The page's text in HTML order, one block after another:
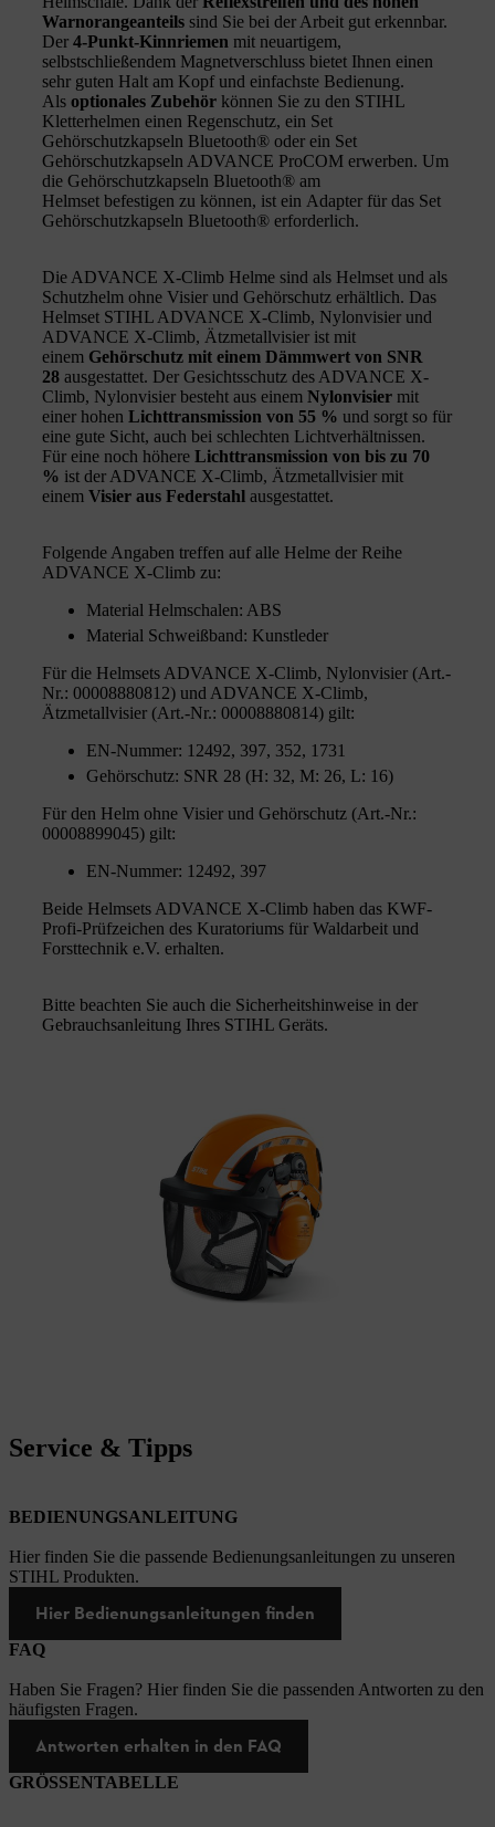
Warnorangeanteils sind Sie bei der Arbeit gut erkennbar.
Der 4-Punkt-Kinnriemen mit neuartigem,
selbstschließendem Magnetverschluss bietet Ihnen einen
sehr guten Halt am Kopf und einfachste Bedienung.
Als optionales Zubehör können Sie zu den STIHL
Kletterhelmen einen Regenschutz, ein Set
Gehörschutzkapseln Bluetooth® oder ein Set
Gehörschutzkapseln ADVANCE ProCOM erwerben. Um
die Gehörschutzkapseln Bluetooth® am
Helmset befestigen zu können, ist ein Adapter für das Set
Gehörschutzkapseln Bluetooth® erforderlich.
Die ADVANCE X-Climb Helme sind als Helmset und als
Schutzhelm ohne Visier und Gehörschutz erhältlich. Das
Helmset STIHL ADVANCE X-Climb, Nylonvisier und
ADVANCE X-Climb, Ätzmetallvisier ist mit
einem Gehörschutz mit einem Dämmwert von SNR
28 ausgestattet. Der Gesichtsschutz des ADVANCE X-
Climb, Nylonvisier besteht aus einem Nylonvisier mit
einer hohen Lichttransmission von 55 % und sorgt so für
eine gute Sicht, auch bei schlechten Lichtverhältnissen.
Für eine noch höhere Lichttransmission von bis zu 70
% ist der ADVANCE X-Climb, Ätzmetallvisier mit
einem Visier aus Federstahl ausgestattet.
Folgende Angaben treffen auf alle Helme der Reihe
ADVANCE X-Climb zu:
Material Helmschalen: ABS
Material Schweißband: Kunstleder
Für die Helmsets ADVANCE X-Climb, Nylonvisier (Art.-
Nr.: 00008880812) und ADVANCE X-Climb,
Ätzmetallvisier (Art.-Nr.: 00008880814) gilt:
EN-Nummer: 12492, 397, 352, 1731
Gehörschutz: SNR 28 (H: 32, M: 26, L: 16)
Für den Helm ohne Visier und Gehörschutz (Art.-Nr.:
00008899045) gilt:
EN-Nummer: 12492, 397
Beide Helmsets ADVANCE X-Climb haben das KWF-
Profi-Prüfzeichen des Kuratoriums für Waldarbeit und
Forsttechnik e.V. erhalten.
Bitte beachten Sie auch die Sicherheitshinweise in der
Gebrauchsanleitung Ihres STIHL Geräts.
Service & Tipps
BEDIENUNGSANLEITUNG
Hier finden Sie die passende Bedienungsanleitungen zu unseren
STIHL Produkten.
Hier Bedienungsanleitungen finden
FAQ
Haben Sie Fragen? Hier finden Sie die passenden Antworten zu den
häufigsten Fragen.
Antworten erhalten in den FAQ
GRÖSSENTABELLE